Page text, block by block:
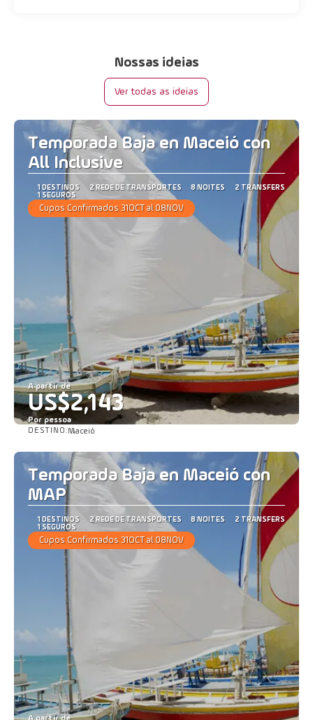
Nossas ideias
Ver todas as ideias
Temporada Baja en Maceió con
All Inclusive
1 DESTINOS 2 REDE DE TRANSPORTES 8 NOITES
2 TRANSFERS
1 SEGUROS
Cupos Confirmados 31OCT al 08NOV
A partir de
US$2,143
Por pessoa
DESTINO:Maceió
Temporada Baja en Maceió con
MAP
1 DESTINOS 2 REDE DE TRANSPORTES 8 NOITES
2 TRANSFERS
1 SEGUROS
Cupos Confirmados 31OCT al 08NOV